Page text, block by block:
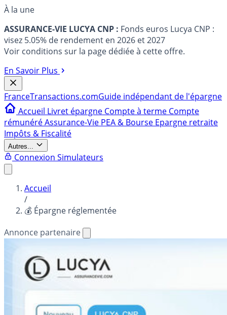
À la une
ASSURANCE-VIE LUCYA CNP : Fonds euros Lucya CNP :
visez 5.05% de rendement en 2026 et 2027
Voir conditions sur la page dédiée à cette offre.
En Savoir Plus
FranceTransactions.comGuide indépendant de l'épargne
Accueil Livret épargne Compte à terme Compte
rémunéréAssurance-Vie PEA & Bourse Epargne retraite
Impôts & Fiscalité
Autres...
Connexion Simulateurs
Accueil
/
💰 Épargne réglementée
Annonce partenaire